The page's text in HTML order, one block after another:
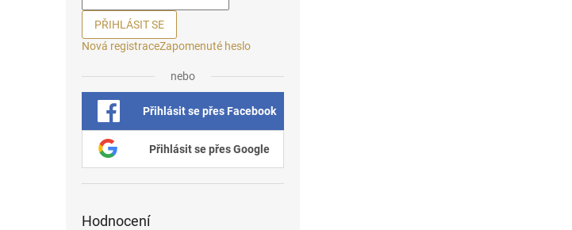
PŘIHLÁSIT SE
Nová registraceZapomenuté heslo
nebo
Přihlásit se přes Facebook
Přihlásit se přes Google
Hodnocení